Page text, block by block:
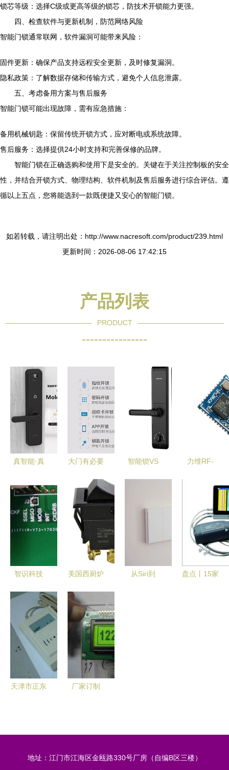
锁芯等级：选择C级或更高等级的锁芯，防技术开锁能力更强。
四、检查软件与更新机制，防范网络风险
智能门锁通常联网，软件漏洞可能带来风险：
固件更新：确保产品支持远程安全更新，及时修复漏洞。
隐私政策：了解数据存储和传输方式，避免个人信息泄露。
五、考虑备用方案与售后服务
智能门锁可能出现故障，需有应急措施：
备用机械钥匙：保留传统开锁方式，应对断电或系统故障。
售后服务：选择提供24小时支持和完善保修的品牌。
智能门锁在正确选购和使用下是安全的。关键在于关注控制板的安全
性，并结合开锁方式、物理结构、软件机制及售后服务进行综合评估。遵
循以上五点，您将能选到一款既便捷又安心的智能门锁。
如若转载，请注明出处：http://www.nacresoft.com/product/239.html
更新时间：2026-08-06 17:42:15
产品列表
PRODUCT
----------------
真智能·真
克M1智能
指纹门锁深
度评测
大门有必要
吗？智能门
锁真的比传
统门锁安全
吗？
智能锁VS
进化，剖析
力维RF-
能感应锁
技术核心与
智能门锁控
制板解析
智识科技
动，开启智
能门锁新时
代
美国西厨炉
件 高品质
保障与超值
之选
从Siri到
盘点丨15家
天津市正东
品概览
厂家订制
地址：江门市江海区金瓯路330号厂房（自编B区三楼）